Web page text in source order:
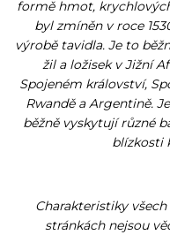
formě hmot,
byl zmíněn v roce
výrobě tavidla. Je to
žil a ložisek v Jižní
Spojeném království,
Rwandě a Argentině.
běžně vyskytují různé
blízkosti
Charakteristiky
stránkách nejsou